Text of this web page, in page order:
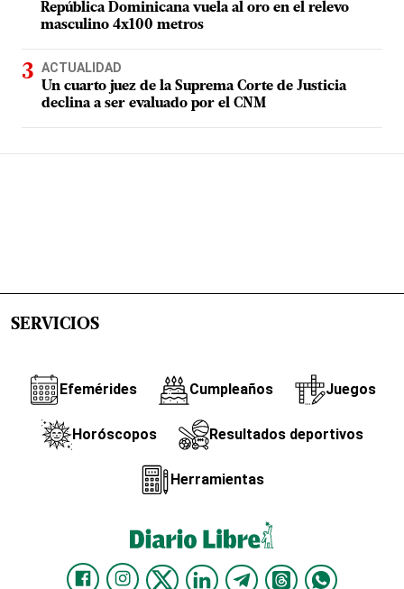
República Dominicana vuela al oro en el relevo
masculino 4x100 metros
ACTUALIDAD
Un cuarto juez de la Suprema Corte de Justicia
declina a ser evaluado por el CNM
SERVICIOS
Efemérides Cumpleaños Juegos
Horóscopos Resultados deportivos
Herramientas